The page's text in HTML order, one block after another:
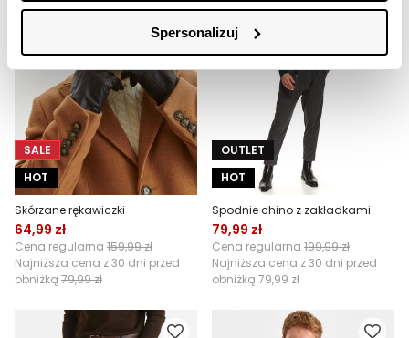
Spersonalizuj
SALE
HOT
Skórzane rękawiczki
64,99 zł
Cena regularna 159,99 zł
Najniższa cena z 30 dni przed
obniżką 79,99 zł
OUTLET
HOT
Spodnie chino z zakładkami
79,99 zł
Cena regularna 199,99 zł
Najniższa cena z 30 dni przed
obniżką 79,99 zł